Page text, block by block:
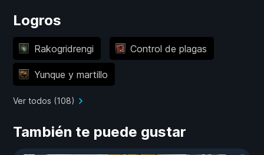
Logros
Rakogridrengi Control de plagas
Yunque y martillo
Ver todos (108)
También te puede gustar